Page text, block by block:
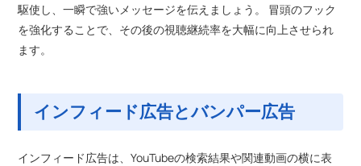
駆使し、一瞬で強いメッセージを伝えましょう。 冒頭のフック
を強化することで、その後の視聴継続率を大幅に向上させられ
ます。
インフィード広告とバンパー広告
インフィード広告は、YouTubeの検索結果や関連動画の横に表